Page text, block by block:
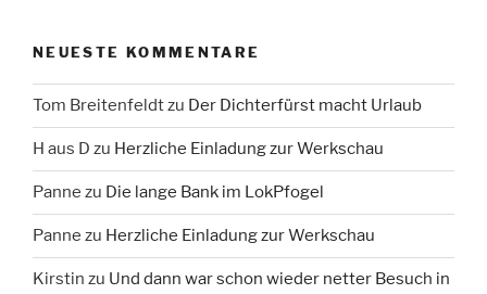
NEUESTE KOMMENTARE
Tom Breitenfeldtzu Der Dichterfürst macht Urlaub
H aus D zu Herzliche Einladung zur Werkschau
Panne zu Die lange Bank im LokPfogel
Panne zu Herzliche Einladung zur Werkschau
Kirstin zu Und dann war schon wieder netter Besuch in